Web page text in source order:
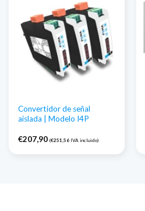
Convertidor de señal
aislada | Modelo I4P
€207,90 (€251,56 IVA incluido)